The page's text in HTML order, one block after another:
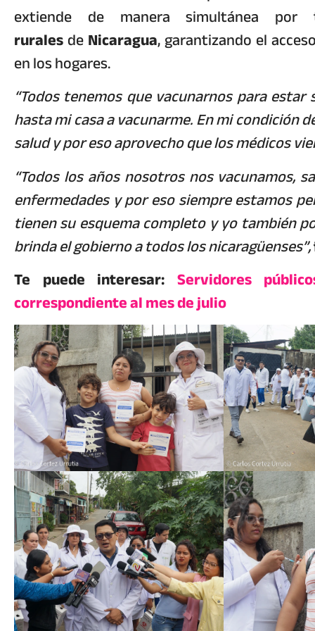
extiende de manera simultánea
ruralesdeNicaragua, garantizando el
en los hogares.
“Todos tenemos que vacunarnos para
hasta mi casa a vacunarme. En mi condición
salud y por eso aprovecho que los médicos
“Todos los años nosotros nos vacunamos,
enfermedades y por eso siempre estamos
tienen su esquema completo y yo también
brinda el gobierno a todos los nicaragüenses”,
Te puede interesar: Servidores
correspondiente al mes de julio